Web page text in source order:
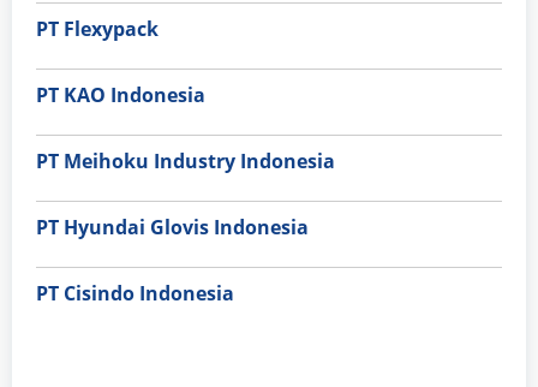
PT Flexypack
PT KAO Indonesia
PT Meihoku Industry Indonesia
PT Hyundai Glovis Indonesia
PT Cisindo Indonesia